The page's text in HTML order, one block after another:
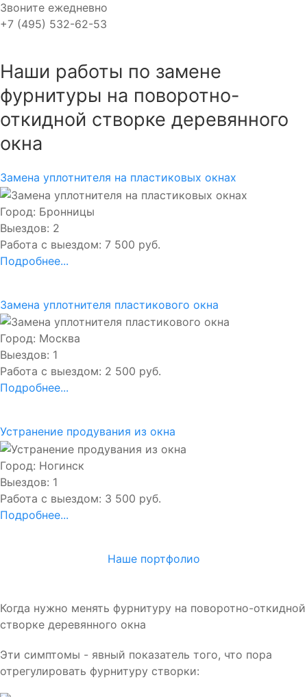
Звоните ежедневно
+7 (495) 532-62-53
Наши работы по замене
фурнитуры на поворотно-
откидной створке деревянного
окна
Замена уплотнителя на пластиковых окнах
Город: Бронницы
Выездов: 2
Работа с выездом: 7 500 руб.
Подробнее...
Замена уплотнителя пластикового окна
Город: Москва
Выездов: 1
Работа с выездом: 2 500 руб.
Подробнее...
Устранение продувания из окна
Город: Ногинск
Выездов: 1
Работа с выездом: 3 500 руб.
Подробнее...
Наше портфолио
Когда нужно менять фурнитуру на поворотно-откидной
створке деревянного окна
Эти симптомы - явный показатель того, что пора
отрегулировать фурнитуру створки: